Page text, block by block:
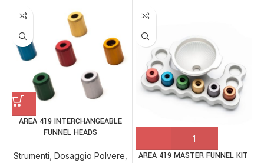
AREA 419 INTERCHANGEABLE
FUNNEL HEADS
Strumenti ,Dosaggio Polvere AREA 419 MASTER FUNNEL KIT